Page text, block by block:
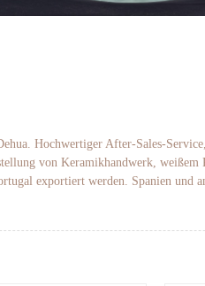
Hochwertiger After-Sales-
von Keramikhandwerk, weißem
exportiert werden. Spanien und